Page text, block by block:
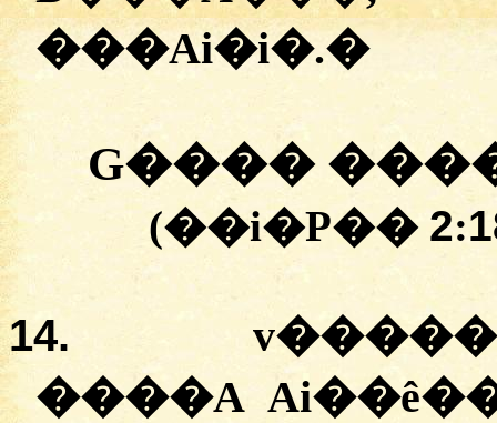
���Ai�i�.�
G����
(��i�P�� 2:
14.
����A